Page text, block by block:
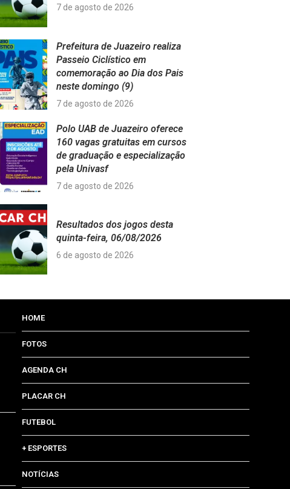
7 de agosto de 2026
Prefeitura de Juazeiro realiza
Passeio Ciclístico em
comemoração ao Dia dos Pais
neste domingo (9)
7 de agosto de 2026
Polo UAB de Juazeiro oferece
160 vagas gratuitas em cursos
de graduação e especialização
pela Univasf
7 de agosto de 2026
Resultados dos jogos desta
quinta-feira, 06/08/2026
6 de agosto de 2026
HOME
FOTOS
AGENDA CH
PLACAR CH
FUTEBOL
+ ESPORTES
NOTÍCIAS